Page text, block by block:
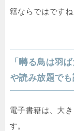
籍ならではですね
「囀る鳥は羽
や読み放題でも
電子書籍は、大
す。